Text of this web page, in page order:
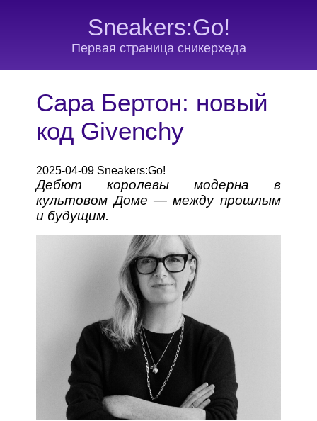
Sneakers:Go!
Первая страница сникерхеда
Сара Бертон: новый
код Givenchy
2025-04-09 Sneakers:Go!
Дебют королевы модерна в
культовом Доме — между прошлым
и будущим.